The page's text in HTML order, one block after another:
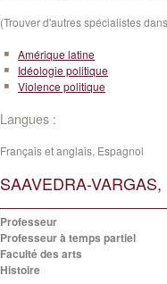
(Trouver d'autres spécialistes
Amérique latine
Idéologie politique
Violence politique
Langues :
Français et anglais, Espagnol
SAAVEDRA-
Professeur
Professeur à temps partiel
Faculté des arts
Histoire